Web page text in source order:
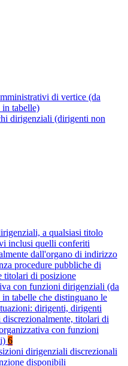
di vertice (da
in tabelle)
dirigenziali (dirigenti non
a qualsiasi titolo
inclusi quelli conferiti
dall'organo di indirizzo
procedure pubbliche di
titolari di posizione
con funzioni dirigenziali (da
tabelle che distinguano le
dirigenti, dirigenti
titolari di
con funzioni
6
dirigenziali discrezionali
disponibili